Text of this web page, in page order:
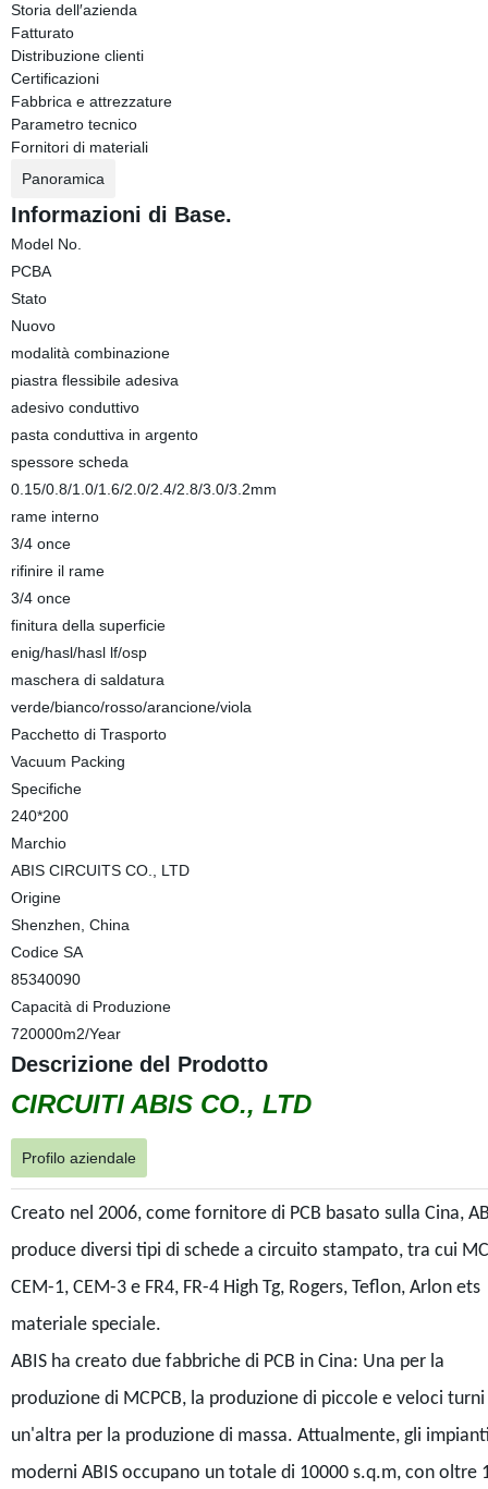
Storia dell′azienda
Fatturato
Distribuzione clienti
Certificazioni
Fabbrica e attrezzature
Parametro tecnico
Fornitori di materiali
Panoramica
Informazioni di Base.
Model No.
PCBA
Stato
Nuovo
modalità combinazione
piastra flessibile adesiva
adesivo conduttivo
pasta conduttiva in argento
spessore scheda
0.15/0.8/1.0/1.6/2.0/2.4/2.8/3.0/3.2mm
rame interno
3/4 once
rifinire il rame
3/4 once
finitura della superficie
enig/hasl/hasl lf/osp
maschera di saldatura
verde/bianco/rosso/arancione/viola
Pacchetto di Trasporto
Vacuum Packing
Specifiche
240*200
Marchio
ABIS CIRCUITS CO., LTD
Origine
Shenzhen, China
Codice SA
85340090
Capacità di Produzione
720000m2/Year
Descrizione del Prodotto
CIRCUITI ABIS CO., LTD
Profilo aziendale
Creato nel 2006, come fornitore di PCB basato sulla Cina,
produce diversi tipi di schede a circuito stampato, tra cui
CEM-1, CEM-3 e FR4, FR-4 High Tg, Rogers, Teflon, Arlon ets
materiale speciale.
ABIS ha creato due fabbriche di PCB in Cina: Una per la
produzione di MCPCB, la produzione di piccole e veloci turni
un'altra per la produzione di massa. Attualmente, gli
moderni ABIS occupano un totale di 10000 s.q.m, con oltre